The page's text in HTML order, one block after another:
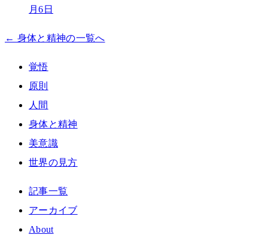
月6日
← 身体と精神の一覧へ
覚悟
原則
人間
身体と精神
美意識
世界の見方
記事一覧
アーカイブ
About